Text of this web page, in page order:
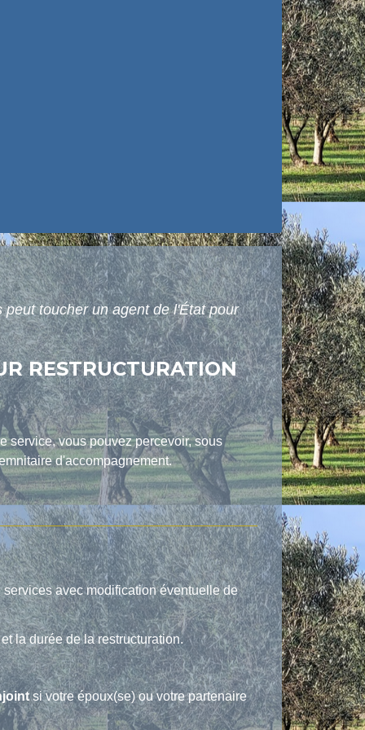
peut toucher un agent de l'État pour
RESTRUCTURATION
service, vous pouvez percevoir, sous
d'accompagnement.
avec modification éventuelle de
la durée de la restructuration.
si votre époux(se) ou votre partenaire